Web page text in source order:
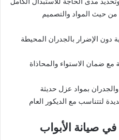
من حيث المواد والتصميم
دون الإضرار بالجدران المحيطة
مع ضمان الاستواء والمحاذاة
بمواد عزل حديثة
لتتناسب مع الديكور العام
صيانة الأبواب